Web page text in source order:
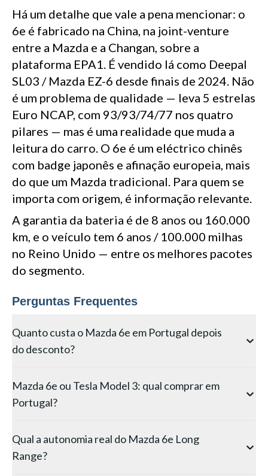
Há um detalhe que vale a pena mencionar: o
6e é fabricado na China, na joint-venture
entre a Mazda e a Changan, sobre a
plataforma EPA1. É vendido lá como Deepal
SL03 / Mazda EZ-6 desde finais de 2024. Não
é um problema de qualidade — leva 5 estrelas
Euro NCAP, com 93/93/74/77 nos quatro
pilares — mas é uma realidade que muda a
leitura do carro. O 6e é um eléctrico chinês
com badge japonês e afinação europeia, mais
do que um Mazda tradicional. Para quem se
importa com origem, é informação relevante.
A garantia da bateria é de 8 anos ou 160.000
km, e o veículo tem 6 anos / 100.000 milhas
no Reino Unido — entre os melhores pacotes
do segmento.
Perguntas Frequentes
Quanto custa o Mazda 6e em Portugal depois
do desconto?
posiciona o 6e Long Range em torno de 38.830€,
oferecendo a versão de 80 kWh ao preço da Standard
8.000€ em unidades demonstração, deixando o preço
de entrada nos 36.900€. Não inclui registo nem
Mazda 6e ou Tesla Model 3: qual comprar em
Portugal?
de 10.000€ menos do que o Tesla Model 3 Long Range
(49.000€), oferece 20 cm extra de comprimento,
Qual a autonomia real do Mazda 6e Long
Range?